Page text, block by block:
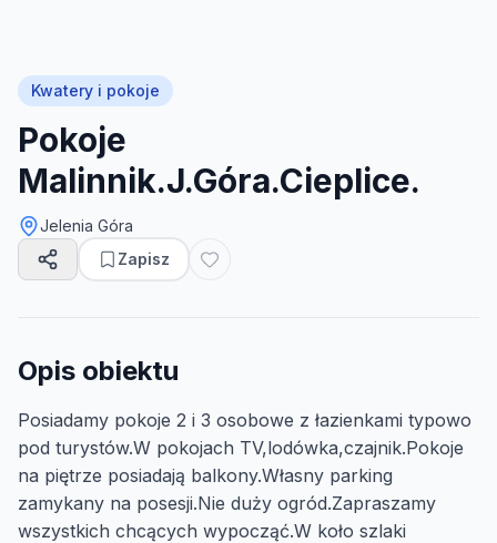
Kwatery i pokoje
Pokoje
Malinnik.J.Góra.Cieplice.
Jelenia Góra
Zapisz
Opis obiektu
Posiadamy pokoje 2 i 3 osobowe z łazienkami typowo
pod turystów.W pokojach TV,lodówka,czajnik.Pokoje
na piętrze posiadają balkony.Własny parking
zamykany na posesji.Nie duży ogród.Zapraszamy
wszystkich chcących wypocząć.W koło szlaki